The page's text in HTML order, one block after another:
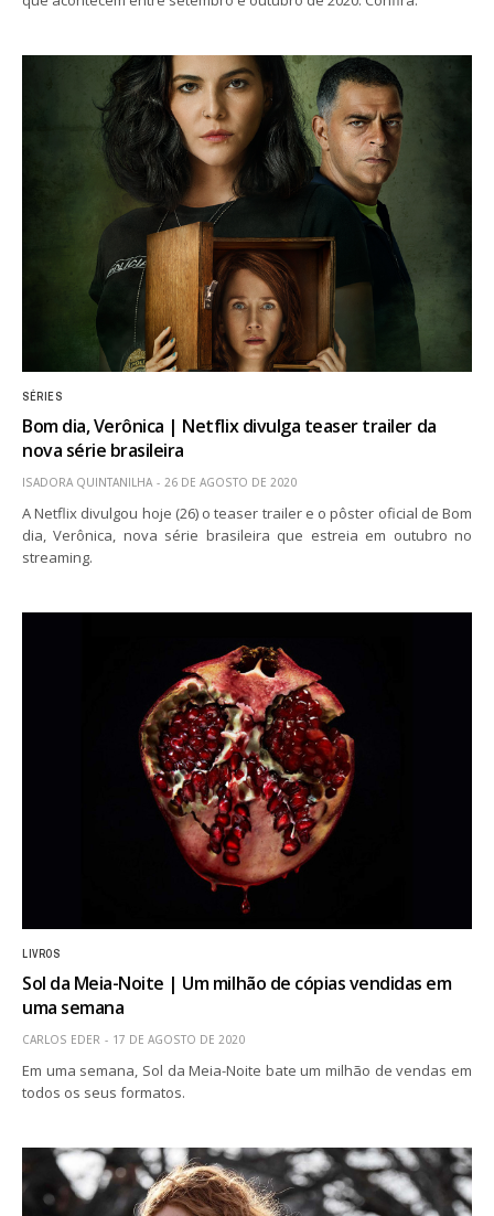
SÉRIES
Bom dia, Verônica | Netflix divulga teaser trailer da
nova série brasileira
ISADORA QUINTANILHA 26 DE AGOSTO DE 2020
A Netflix divulgou hoje (26) o teaser trailer e o pôster oficial de Bom
dia, Verônica, nova série brasileira que estreia em outubro no
streaming.
LIVROS
Sol da Meia-Noite | Um milhão de cópias vendidas em
uma semana
CARLOS EDER 17 DE AGOSTO DE 2020
Em uma semana, Sol da Meia-Noite bate um milhão de vendas em
todos os seus formatos.